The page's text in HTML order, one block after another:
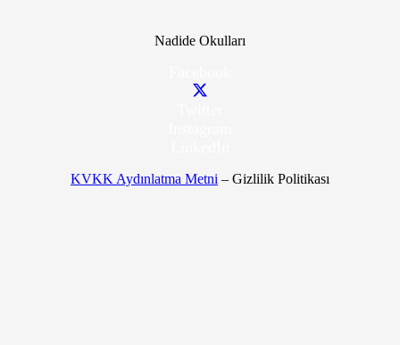
Nadide Okulları
KVKK Aydınlatma Metni – Gizlilik Politikası